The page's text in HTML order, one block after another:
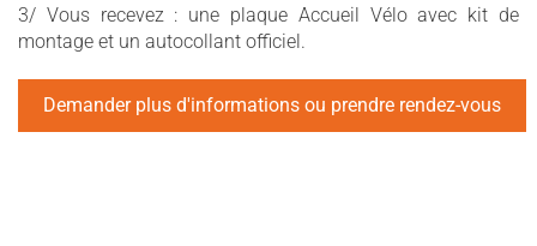
3/ Vous recevez : une plaque Accueil Vélo avec kit de
montage et un autocollant officiel.
Demander plus d'informations ou prendre rendez-vous